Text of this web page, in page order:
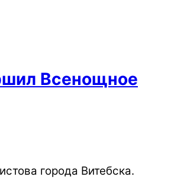
Всенощное
города Витебска.